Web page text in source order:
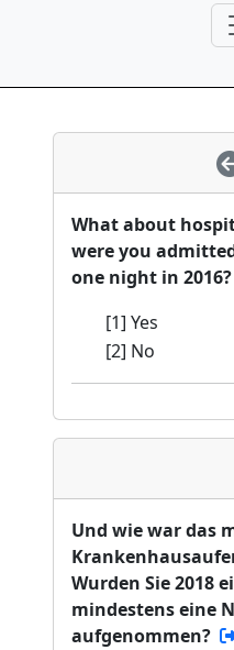
What about
were you
one night in 2016?
[1] Yes
[2] No
Und wie war das
Wurden Sie 2018
mindestens eine
aufgenommen?